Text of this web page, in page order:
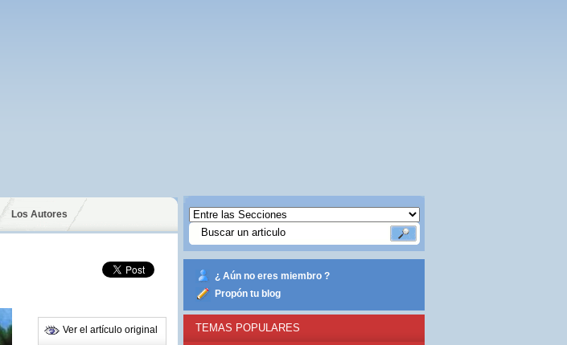
Los Autores
Ver el artículo original
¿ Aún no eres miembro ?
Propón tu blog
TEMAS POPULARES